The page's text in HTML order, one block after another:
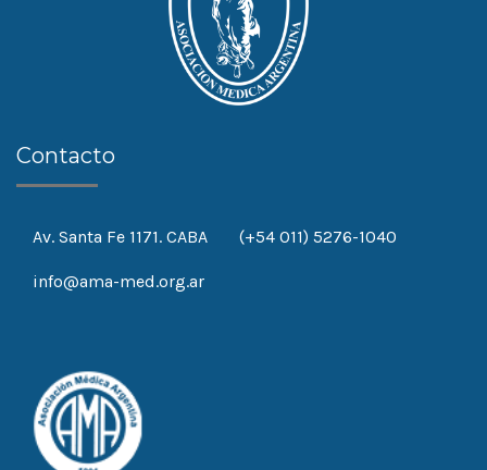
Contacto
Av. Santa Fe 1171. CABA (+54 011) 5276-1040
info@ama-med.org.ar